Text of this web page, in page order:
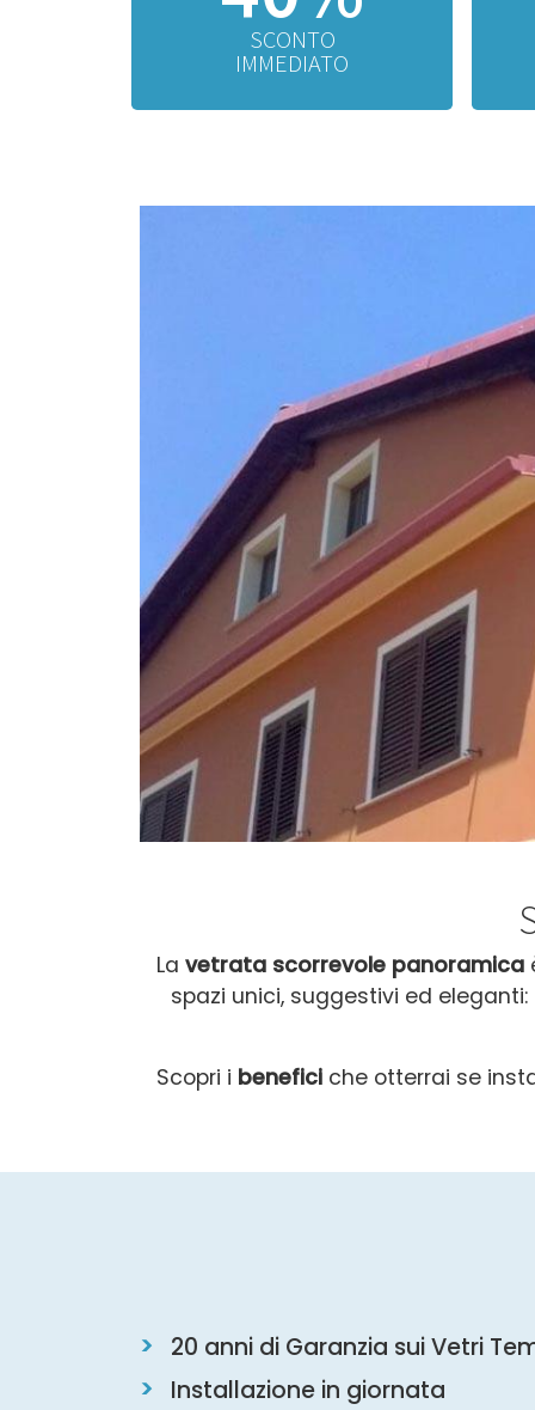
SCONTO
IMMEDIATO
La vetrata scorrevole panoramica
spazi unici, suggestivi ed
Scopri i benefici che otterrai se
20 anni di Garanzia sui Vetri
Installazione in giornata